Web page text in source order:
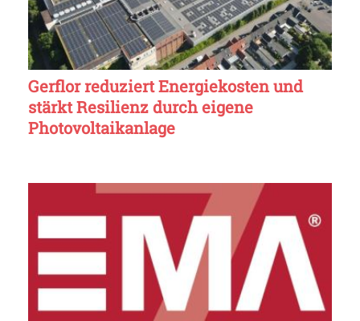
Gerflor reduziert Energiekosten und
stärkt Resilienz durch eigene
Photovoltaikanlage